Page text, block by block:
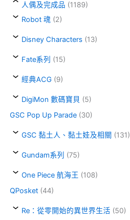
人偶及完成品 (1189)
Robot 魂 (2)
Disney Characters (13)
Fate系列 (15)
經典ACG (9)
DigiMon 數碼寶貝 (5)
GSC Pop Up Parade (30)
GSC 黏土人、黏土娃及相關 (131)
Gundam系列 (75)
One Piece 航海王 (108)
QPosket (44)
Re：從零開始的異世界生活 (50)